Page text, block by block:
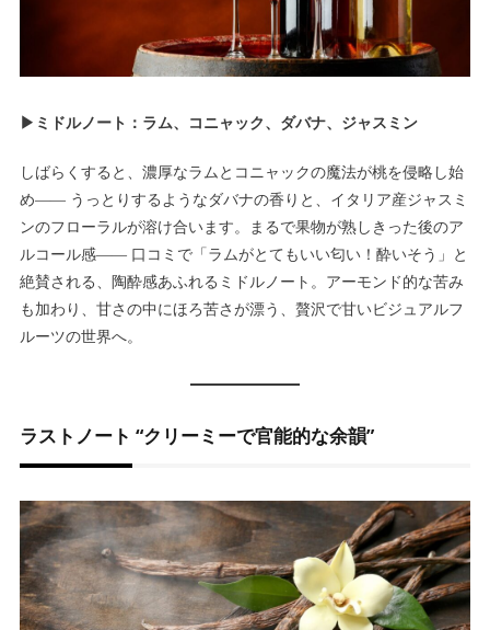
▶ミドルノート：ラム、コニャック、ダバナ、ジャスミン
しばらくすると、濃厚なラムとコニャックの魔法が桃を侵略し始
め―― うっとりするようなダバナの香りと、イタリア産ジャスミ
ンのフローラルが溶け合います。まるで果物が熟しきった後のア
ルコール感―― 口コミで「ラムがとてもいい匂い！酔いそう」と
絶賛される、陶酔感あふれるミドルノート。アーモンド的な苦み
も加わり、甘さの中にほろ苦さが漂う、贅沢で甘いビジュアルフ
ルーツの世界へ。
ラストノート “クリーミーで官能的な余韻”